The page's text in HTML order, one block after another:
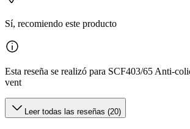
Sí, recomiendo este producto
Esta reseña se realizó para SCF403/65 Anti-
vent
Leer todas las reseñas (20)